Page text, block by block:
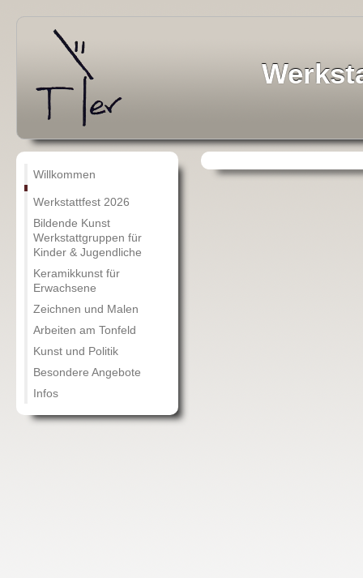
Willkommen
Werkstattfest 2026
Bildende Kunst
Werkstattgruppen für
Kinder & Jugendliche
Keramikkunst für
Erwachsene
Zeichnen und Malen
Arbeiten am Tonfeld
Kunst und Politik
Besondere Angebote
Infos